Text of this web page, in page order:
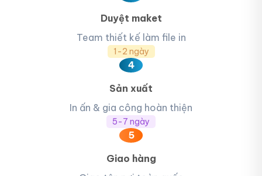
Duyệt maket
Team thiết kế làm file in
1-2 ngày
4
Sản xuất
In ấn & gia công hoàn thiện
5-7 ngày
5
Giao hàng